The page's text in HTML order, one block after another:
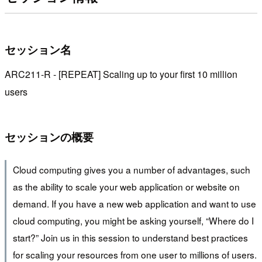
セッション名
ARC211-R - [REPEAT] Scaling up to your first 10 million
users
セッションの概要
Cloud computing gives you a number of advantages, such
as the ability to scale your web application or website on
demand. If you have a new web application and want to use
cloud computing, you might be asking yourself, “Where do I
start?” Join us in this session to understand best practices
for scaling your resources from one user to millions of users.